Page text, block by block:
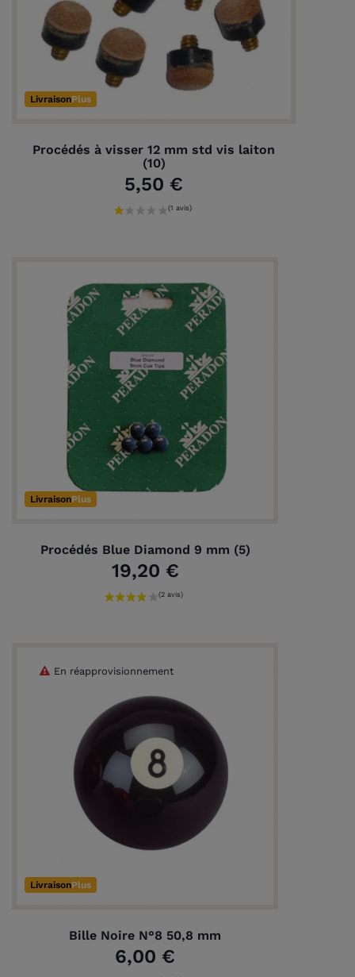
LivraisonPlus
Procédés à visser 12 mm std vis laiton
(10)
5,50 €
LivraisonPlus
Procédés Blue Diamond 9 mm (5)
19,20 €
LivraisonPlus
Bille Noire N°8 50,8 mm
6,00 €
En réapprovisionnement